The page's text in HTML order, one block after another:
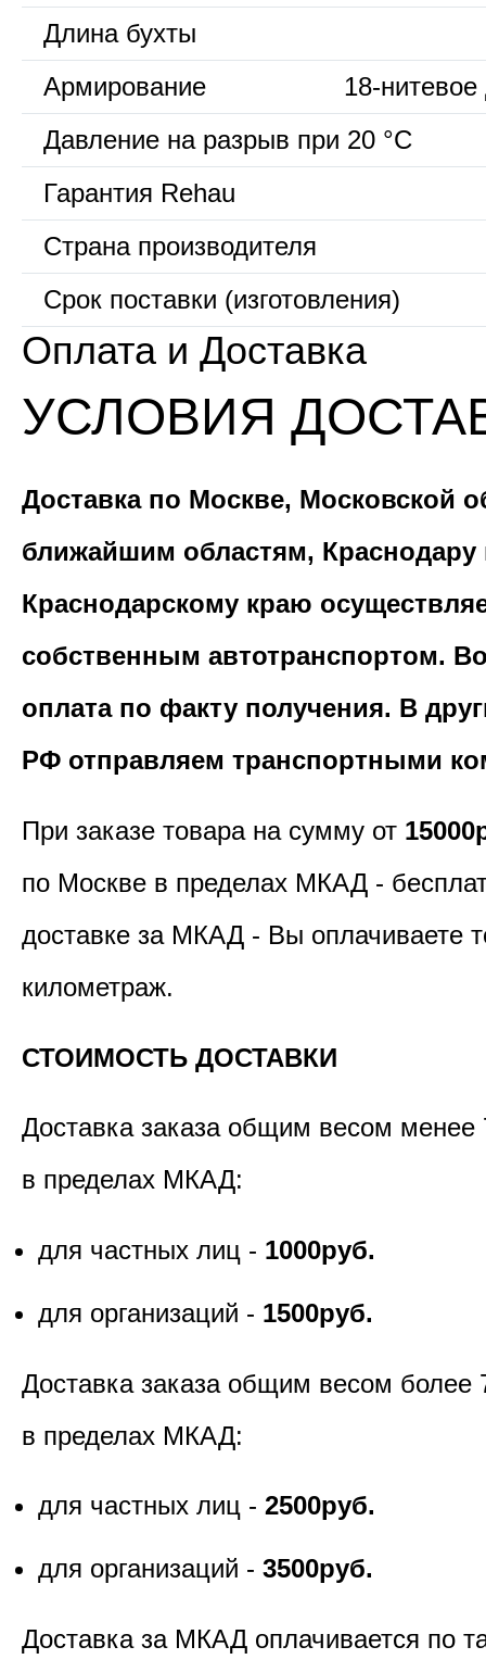
Длина бухты
Армирование
18-нитевое
Давление на разрыв при 20 °С
Гарантия Rehau
Страна производителя
Срок поставки (изготовления)
Оплата и Доставка
УСЛОВИЯ
Доставка по Москве, Московской
ближайшим областям, Краснодару
Краснодарскому краю
собственным автотранспортом.
оплата по факту получения. В
РФ отправляем транспортными
При заказе товара на сумму от
по Москве в пределах МКАД -
доставке за МКАД - Вы оплачиваете
километраж.
СТОИМОСТЬ ДОСТАВКИ
Доставка заказа общим весом менее
в пределах МКАД:
для частных лиц - 1000руб.
для организаций - 1500руб.
Доставка заказа общим весом более
в пределах МКАД:
для частных лиц - 2500руб.
для организаций - 3500руб.
Доставка за МКАД оплачивается по